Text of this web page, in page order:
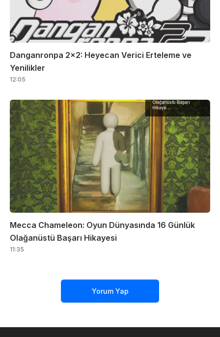
Danganronpa 2×2: Heyecan Verici Erteleme ve
Yenilikler
12:05
Mecca Chameleon: Oyun Dünyasında 16 Günlük
Olağanüstü Başarı Hikayesi
11:35
Yorum Yap